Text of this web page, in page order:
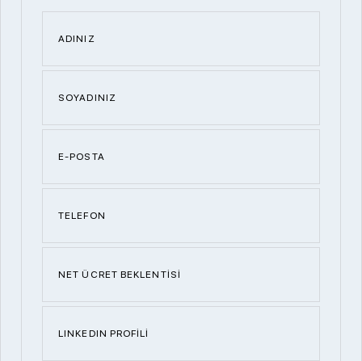
ADINIZ
SOYADINIZ
E-POSTA
TELEFON
NET ÜCRET BEKLENTİSİ
LINKEDIN PROFİLİ